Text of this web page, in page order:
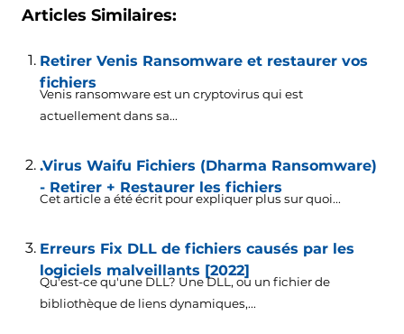
Articles Similaires:
Retirer Venis Ransomware et restaurer vos
fichiers
Venis ransomware est un cryptovirus qui est
actuellement dans sa...
.Virus Waifu Fichiers (Dharma Ransomware)
- Retirer + Restaurer les fichiers
Cet article a été écrit pour expliquer plus sur quoi...
Erreurs Fix DLL de fichiers causés par les
logiciels malveillants [2022]
Qu'est-ce qu'une DLL? Une DLL, ou un fichier de
bibliothèque de liens dynamiques,...